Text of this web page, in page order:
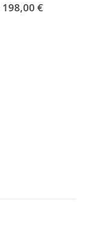
198,00 €